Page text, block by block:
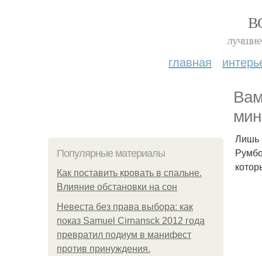
лучшие
главная
Популярные материалы
Как поставить кровать в спальне.
Влияние обстановки на сон
Невеста без права выбора: как
показ Samuel Cirnansck 2012 года
превратил подиум в манифест
против принуждения.
Лишь